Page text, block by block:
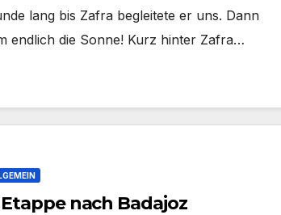
lang bis Zafra begleitete er uns. Dann
endlich die Sonne! Kurz hinter Zafra…
nach Badajoz